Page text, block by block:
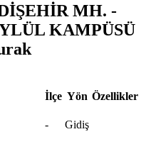
MH. -
KAMPÜSÜ
İlçe Yön Özellikler
- Gidiş